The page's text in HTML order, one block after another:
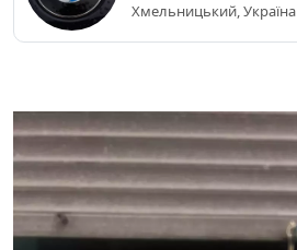
Хмельницький, Україна